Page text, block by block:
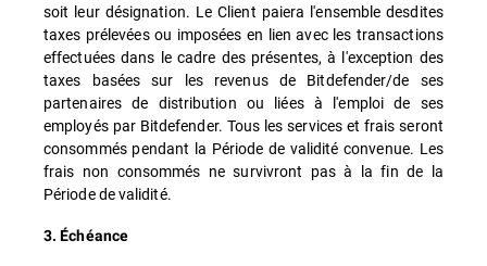
soit leur désignation. Le Client paiera l'ensemble desdites
taxes prélevées ou imposées en lien avec les transactions
effectuées dans le cadre des présentes, à l'exception des
taxes basées sur les revenus de Bitdefender/de ses
partenaires de distribution ou liées à l'emploi de ses
employés par Bitdefender. Tous les services et frais seront
consommés pendant la Période de validité convenue. Les
frais non consommés ne survivront pas à la fin de la
Période de validité.
3. Échéance